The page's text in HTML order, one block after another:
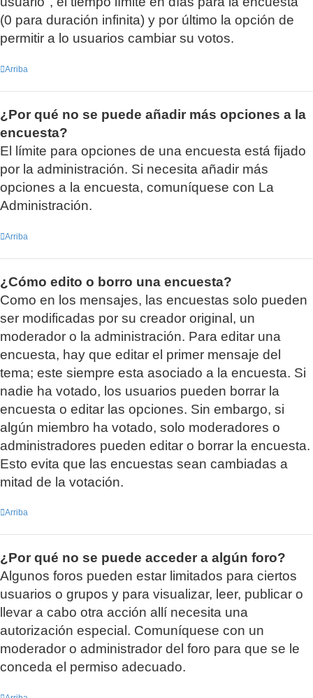
(0 para duración infinita) y por último la opción de
permitir a lo usuarios cambiar su votos.
Arriba
¿Por qué no se puede añadir más opciones a la
encuesta?
El límite para opciones de una encuesta está fijado
por la administración. Si necesita añadir más
opciones a la encuesta, comuníquese con La
Administración.
Arriba
¿Cómo edito o borro una encuesta?
Como en los mensajes, las encuestas solo pueden
ser modificadas por su creador original, un
moderador o la administración. Para editar una
encuesta, hay que editar el primer mensaje del
tema; este siempre esta asociado a la encuesta. Si
nadie ha votado, los usuarios pueden borrar la
encuesta o editar las opciones. Sin embargo, si
algún miembro ha votado, solo moderadores o
administradores pueden editar o borrar la encuesta.
Esto evita que las encuestas sean cambiadas a
mitad de la votación.
Arriba
¿Por qué no se puede acceder a algún foro?
Algunos foros pueden estar limitados para ciertos
usuarios o grupos y para visualizar, leer, publicar o
llevar a cabo otra acción allí necesita una
autorización especial. Comuníquese con un
moderador o administrador del foro para que se le
conceda el permiso adecuado.